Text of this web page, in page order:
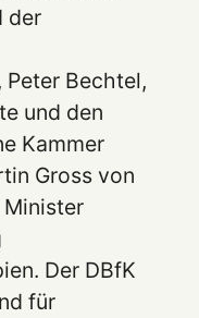
der
Peter Bechtel,
und den
Kammer
Gross von
Der DBfK
für